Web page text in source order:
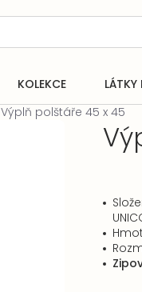
KOLEKCE LÁTKY
Výplň polštáře 45 x 45
5,0